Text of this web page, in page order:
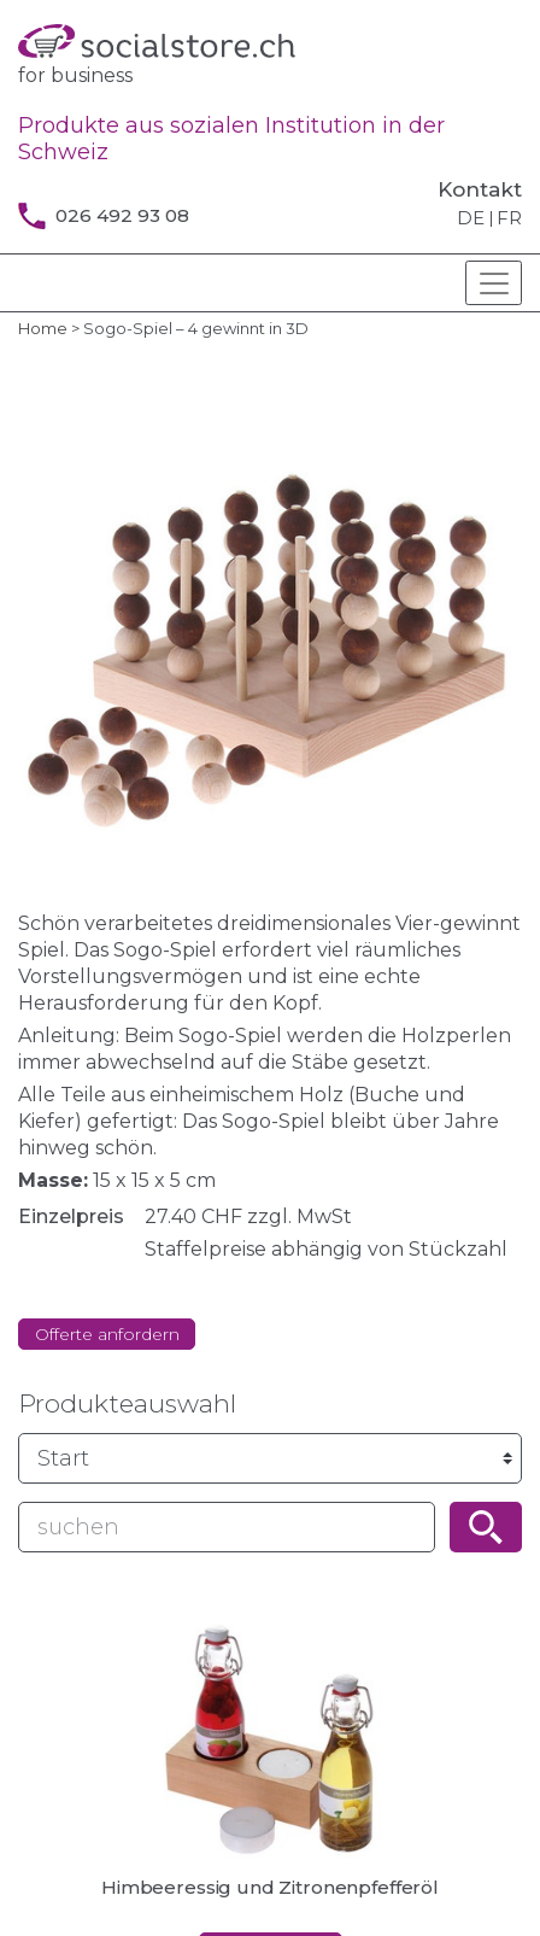
026 492 93 08
Kontakt
DE FR
for business
Produkte aus sozialen Institution in der
Schweiz
Home > Sogo-Spiel – 4 gewinnt in 3D
Schön verarbeitetes dreidimensionales Vier-gewinnt
Spiel. Das Sogo-Spiel erfordert viel räumliches
Vorstellungsvermögen und ist eine echte
Herausforderung für den Kopf.
Anleitung: Beim Sogo-Spiel werden die Holzperlen
immer abwechselnd auf die Stäbe gesetzt.
Alle Teile aus einheimischem Holz (Buche und
Kiefer) gefertigt: Das Sogo-Spiel bleibt über Jahre
hinweg schön.
Masse: 15 x 15 x 5 cm
Einzelpreis
27.40 CHF zzgl. MwSt
Staffelpreise abhängig von Stückzahl
Offerte anfordern
Produkteauswahl
Himbeeressig und Zitronenpfefferöl